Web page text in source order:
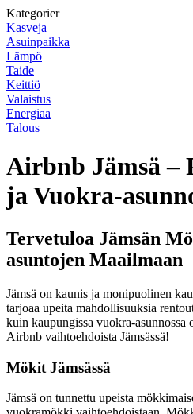
Kategorier
Kasveja
Asuinpaikka
Lämpö
Taide
Keittiö
Valaistus
Energiaa
Talous
Airbnb Jämsä –
ja Vuokra-
Tervetuloa Jämsän
asuntojen Maailmaan
Jämsä on kaunis ja monipuolinen
tarjoaa upeita mahdollisuuksia
kuin kaupungissa vuokra-asunnossa
Airbnb vaihtoehdoista Jämsässä!
Mökit Jämsässä
Jämsä on tunnettu upeista